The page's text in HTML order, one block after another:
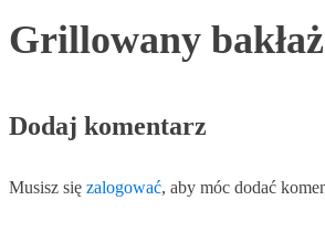
Grillowany
Dodaj komentarz
Musisz się zalogować, aby móc dodać